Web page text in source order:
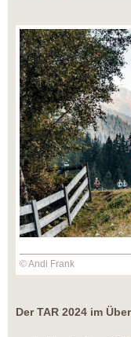
© Andi Frank
Der TAR 2024 im